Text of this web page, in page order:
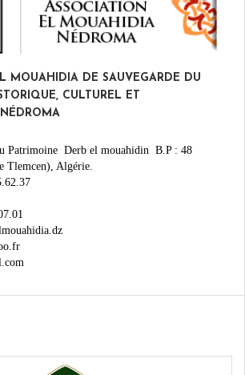
MOUAHIDIA DE SAUVEGARDE DU
CULTUREL ET
Patrimoine Derb el mouahidin B.P : 48
Tlemcen), Algérie.